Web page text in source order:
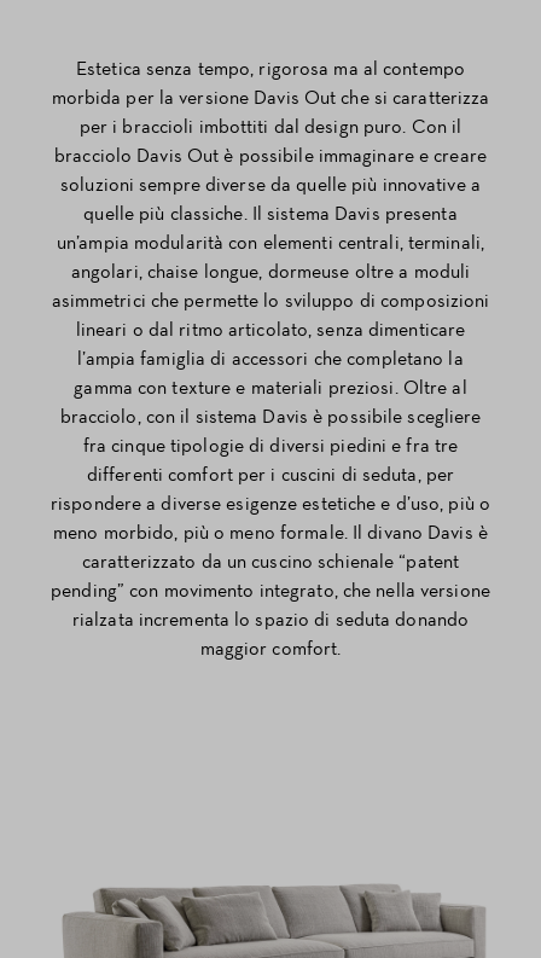
Estetica senza tempo, rigorosa ma al contempo
morbida per la versione Davis Out che si caratterizza
per i braccioli imbottiti dal design puro. Con il
bracciolo Davis Out è possibile immaginare e creare
soluzioni sempre diverse da quelle più innovative a
quelle più classiche. Il sistema Davis presenta
un’ampia modularità con elementi centrali, terminali,
angolari, chaise longue, dormeuse oltre a moduli
asimmetrici che permette lo sviluppo di composizioni
lineari o dal ritmo articolato, senza dimenticare
l’ampia famiglia di accessori che completano la
gamma con texture e materiali preziosi. Oltre al
bracciolo, con il sistema Davis è possibile scegliere
fra cinque tipologie di diversi piedini e fra tre
differenti comfort per i cuscini di seduta, per
rispondere a diverse esigenze estetiche e d’uso, più o
meno morbido, più o meno formale. Il divano Davis è
caratterizzato da un cuscino schienale “patent
pending” con movimento integrato, che nella versione
rialzata incrementa lo spazio di seduta donando
maggior comfort.